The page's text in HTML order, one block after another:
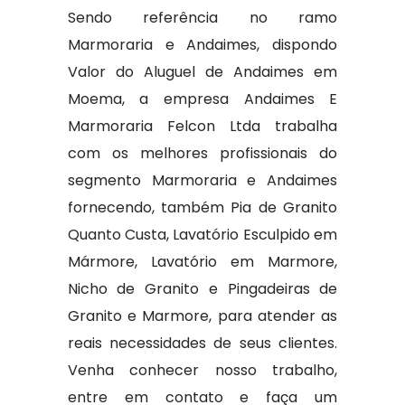
Sendo referência no ramo
Marmoraria e Andaimes, dispondo
Valor do Aluguel de Andaimes em
Moema, a empresa Andaimes E
Marmoraria Felcon Ltda trabalha
com os melhores profissionais do
segmento Marmoraria e Andaimes
fornecendo, também Pia de Granito
Quanto Custa, Lavatório Esculpido em
Mármore, Lavatório em Marmore,
Nicho de Granito e Pingadeiras de
Granito e Marmore, para atender as
reais necessidades de seus clientes.
Venha conhecer nosso trabalho,
entre em contato e faça um